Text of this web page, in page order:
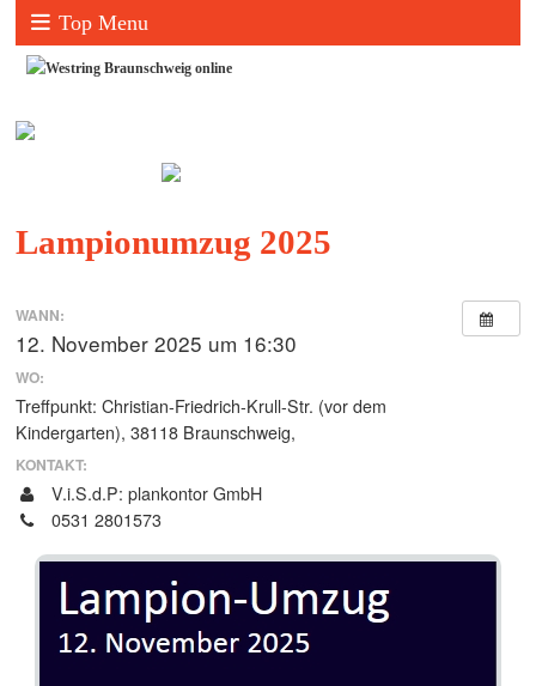
Top Menu
Lampionumzug 2025
WANN:
12. November 2025 um 16:30
WO:
Treffpunkt: Christian-Friedrich-Krull-Str. (vor dem
Kindergarten), 38118 Braunschweig,
KONTAKT:
V.i.S.d.P: plankontor GmbH
0531 2801573